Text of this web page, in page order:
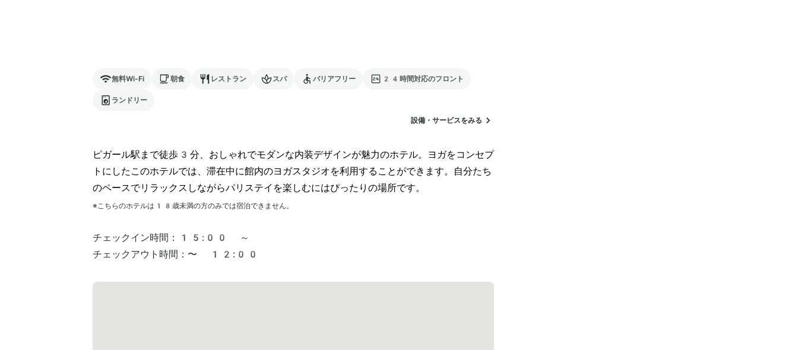
無料Wi-Fi 朝食 レストラン スパ バリアフリー 24時間対応のフロント
ランドリー
設備・サービスをみる
ピガール駅まで徒歩3分、おしゃれでモダンな内装デザインが魅力のホテル。ヨガをコンセプ
トにしたこのホテルでは、滞在中に館内のヨガスタジオを利用することができます。自分たち
のペースでリラックスしながらパリステイを楽しむにはぴったりの場所です。
※こちらのホテルは 18 歳未満の方のみでは宿泊できません。
チェックイン時間：
15:00 ～
チェックアウト時間： 〜 12:00